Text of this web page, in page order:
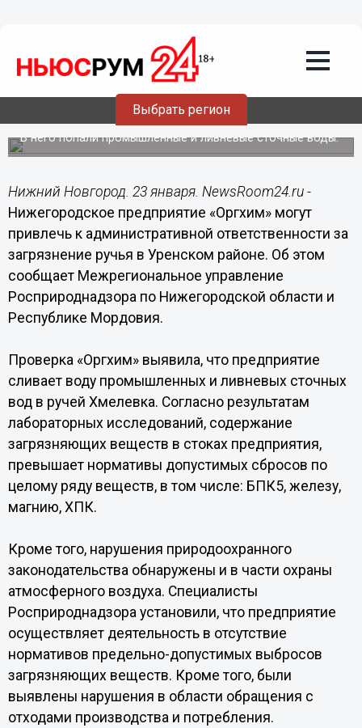
Выбрать регион
23.01.202010:09
«Оргхиму» грозит ответственность за
загрязненный ручей в Урене
В него попали промышленные и ливневые сточные воды.
Нижний Новгород. 23 января. NewsRoom24.ru -
Нижегородское предприятие «Оргхим» могут
привлечь к административной ответственности за
загрязнение ручья в Уренском районе. Об этом
сообщает Межрегиональное управление
Росприроднадзора по Нижегородской области и
Республике Мордовия.
Проверка «Оргхим» выявила, что предприятие
сливает воду промышленных и ливневых сточных
вод в ручей Хмелевка. Согласно результатам
лабораторных исследований, содержание
загрязняющих веществ в стоках предприятия,
превышает нормативы допустимых сбросов по
целому ряду веществ, в том числе: БПК5, железу,
магнию, ХПК.
Кроме того, нарушения природоохранного
законодательства обнаружены и в части охраны
атмосферного воздуха. Специалисты
Росприроднадзора установили, что предприятие
осуществляет деятельность в отсутствие
нормативов предельно-допустимых выбросов
загрязняющих веществ. Кроме того, были
выявлены нарушения в области обращения с
отходами производства и потребления.